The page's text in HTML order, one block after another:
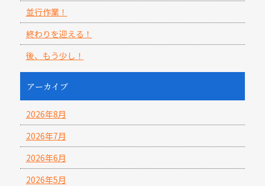
並行作業！
終わりを迎える！
後、もう少し！
アーカイブ
2026年8月
2026年7月
2026年6月
2026年5月